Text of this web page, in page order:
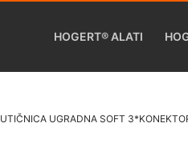
HOGERT® ALATI
UTIČNICA UGRADNA SOFT